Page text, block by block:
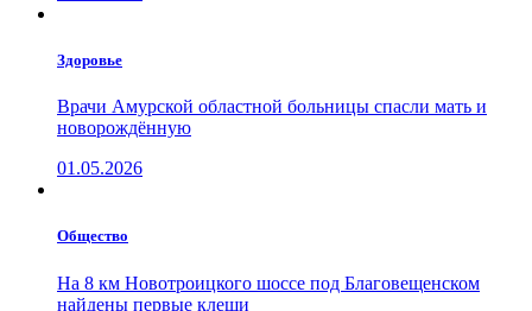
Здоровье
Врачи Амурской областной больницы спасли мать и
новорождённую
01.05.2026
Общество
На 8 км Новотроицкого шоссе под Благовещенском
найдены первые клещи